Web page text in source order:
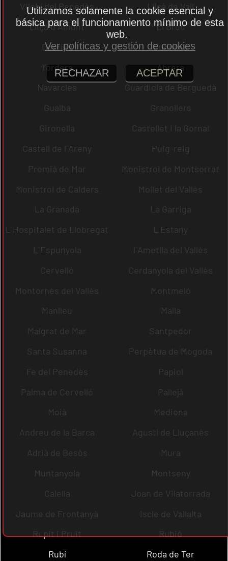
Vilobí del Penedès
Lliçà de Vall
Lliçà d´Amunt
El Bruc
Dosrius
Cubelles
Tordera
Abrera
Navarcles
Guardiola de Berguedà
Gualba
Granollers
Gironella
Castellet i la Gornal
Castell de l´Areny
Puig-reig
Premià de Mar
Monistrol de Montserrat
Monistrol de Calders
Mollet del Vallès
La Granada
La Garriga
L´Hospitalet de Llobregat
L´Estany
L´Espunyola
l´Ametlla del Vallès
Cervelló
Cerdanyola del Vallès
Montornès del Vallès
Montmeló
Manlleu
Malla
Malgrat de Mar
Santpedor
Santa Susanna
Perpètua de Mogoda
Fe del Penedès
Papiol
Palma de Cervelló
Pallejà
Moià
Mediona
Andreu de la Barca
Agustí de Lluçanès
Adrià de Besòs
Mura
Muntanyola
Montseny
Calella
Joan de Vilatorrada
Jaume de Frontanyà
Iscle de Vallalta
Rupit i Pruit
Rubió
Rubí
Roda de Ter
Utilizamos solamente la cookie esencial y
básica para el funcionamiento mínimo de esta
web.
Ver políticas y gestión de cookies
RECHAZAR ACEPTAR